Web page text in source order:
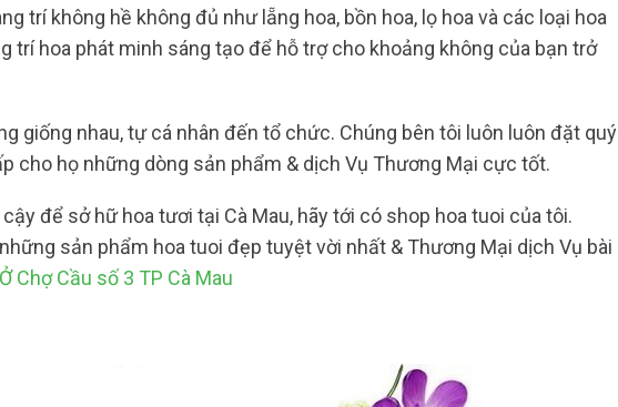
trí không hề không đủ như lẵng hoa, bồn hoa, lọ hoa và các loại hoa
trí hoa phát minh sáng tạo để hỗ trợ cho khoảng không của bạn trở
giống nhau, tự cá nhân đến tổ chức. Chúng bên tôi luôn luôn đặt quý
cho họ những dòng sản phẩm & dịch Vụ Thương Mại cực tốt.
để sở hữ hoa tươi tại Cà Mau, hãy tới có shop hoa tuoi của tôi.
sản phẩm hoa tuoi đẹp tuyệt vời nhất & Thương Mại dịch Vụ bài
Chợ Cầu số 3 TP Cà Mau